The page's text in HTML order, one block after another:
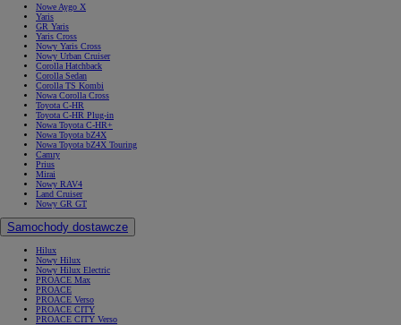
Nowe Aygo X
Yaris
GR Yaris
Yaris Cross
Nowy Yaris Cross
Nowy Urban Cruiser
Corolla Hatchback
Corolla Sedan
Corolla TS Kombi
Nowa Corolla Cross
Toyota C-HR
Toyota C-HR Plug-in
Nowa Toyota C-HR+
Nowa Toyota bZ4X
Nowa Toyota bZ4X Touring
Camry
Prius
Mirai
Nowy RAV4
Land Cruiser
Nowy GR GT
Samochody dostawcze
Hilux
Nowy Hilux
Nowy Hilux Electric
PROACE Max
PROACE
PROACE Verso
PROACE CITY
PROACE CITY Verso